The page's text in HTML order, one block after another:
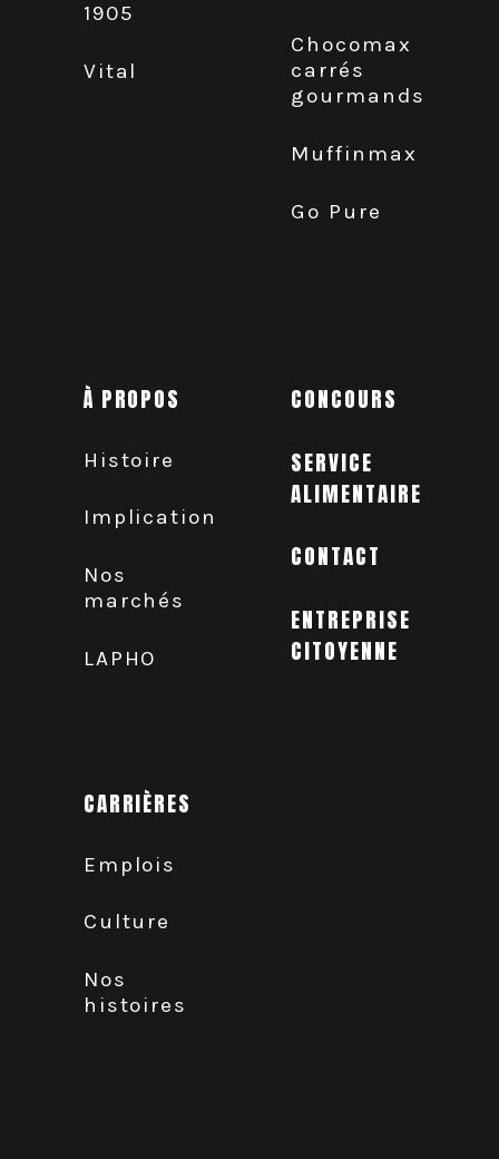
1905
Vital
Chocomax
carrés
gourmands
Muffinmax
Go Pure
À PROPOS
Histoire
Implication
Nos
marchés
LAPHO
CARRIÈRES
Emplois
Culture
Nos
histoires
CONCOURS
SERVICE
ALIMENTAIRE
CONTACT
ENTREPRISE
CITOYENNE